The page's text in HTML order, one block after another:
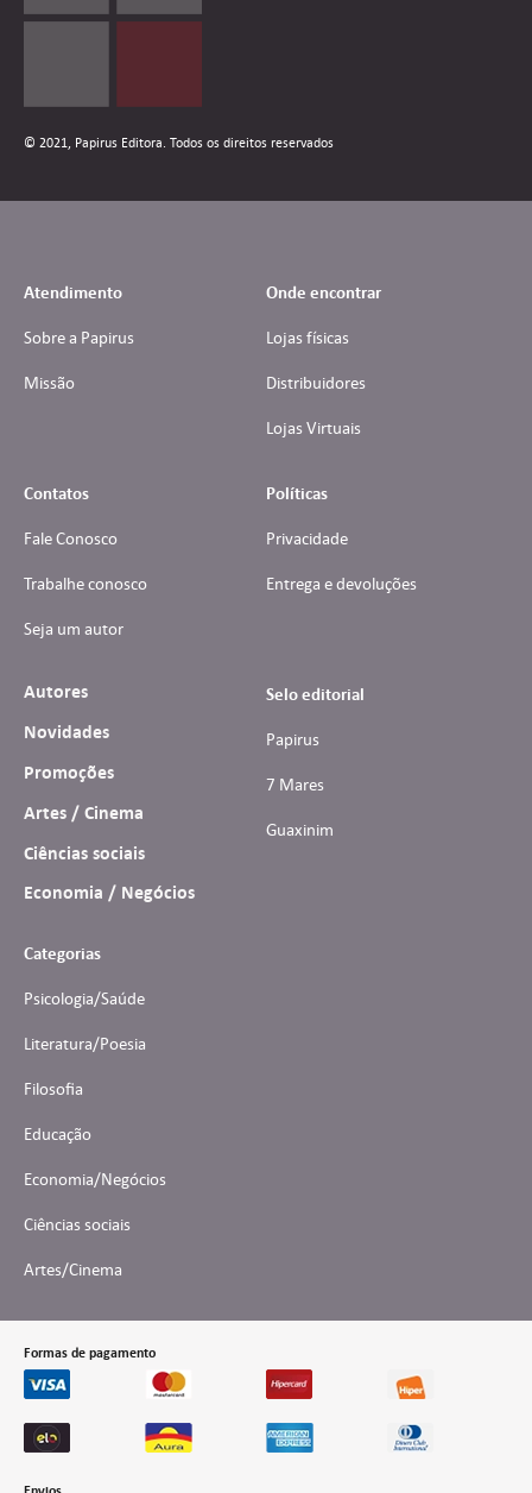
© 2021, Papirus Editora. Todos os direitos reservados
Atendimento
Sobre a Papirus
Missão
Onde encontrar
Lojas físicas
Distribuidores
Lojas Virtuais
Contatos
Fale Conosco
Trabalhe conosco
Seja um autor
Políticas
Privacidade
Entrega e devoluções
Autores
Novidades
Promoções
Artes / Cinema
Ciências sociais
Economia / Negócios
Selo editorial
Papirus
7 Mares
Guaxinim
Categorias
Psicologia/Saúde
Literatura/Poesia
Filosofia
Educação
Economia/Negócios
Ciências sociais
Artes/Cinema
Formas de pagamento